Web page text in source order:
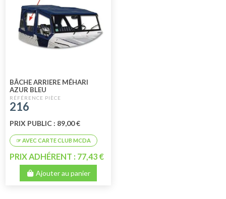
BÂCHE ARRIERE MÉHARI
AZUR BLEU
216
PRIX PUBLIC : 89,00 €
PRIX ADHÉRENT : 77,43 €
Ajouter au panier